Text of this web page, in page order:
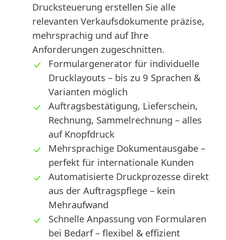
Drucksteuerung erstellen Sie alle
relevanten Verkaufsdokumente präzise,
mehrsprachig und auf Ihre
Anforderungen zugeschnitten.
Formulargenerator für individuelle
Drucklayouts – bis zu 9 Sprachen &
Varianten möglich
Auftragsbestätigung, Lieferschein,
Rechnung, Sammelrechnung – alles
auf Knopfdruck
Mehrsprachige Dokumentausgabe –
perfekt für internationale Kunden
Automatisierte Druckprozesse direkt
aus der Auftragspflege – kein
Mehraufwand
Schnelle Anpassung von Formularen
bei Bedarf – flexibel & effizient